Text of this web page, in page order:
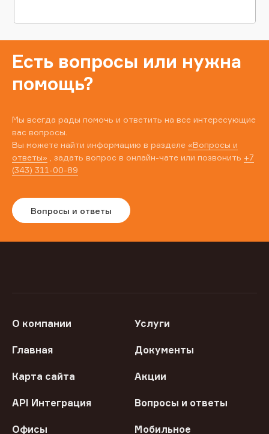
Есть вопросы или нужна
помощь?
Мы всегда рады помочь и ответить на все интересующие
вас вопросы.
Вы можете найти информацию в разделе «Вопросы и
ответы» , задать вопрос в онлайн-чате или позвонить +7
(343) 311-00-89
Вопросы и ответы
О компании Услуги
Главная Документы
Карта сайта Акции
API Интеграция Вопросы и ответы
Офисы
Мобильное